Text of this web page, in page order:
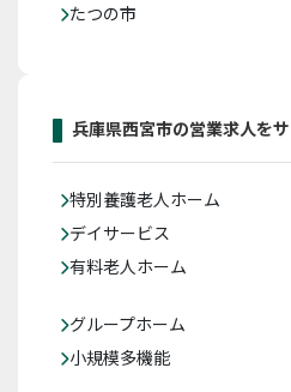
たつの市
兵庫県西宮市の営業求人を
特別養護老人ホーム
デイサービス
有料老人ホーム
グループホーム
小規模多機能